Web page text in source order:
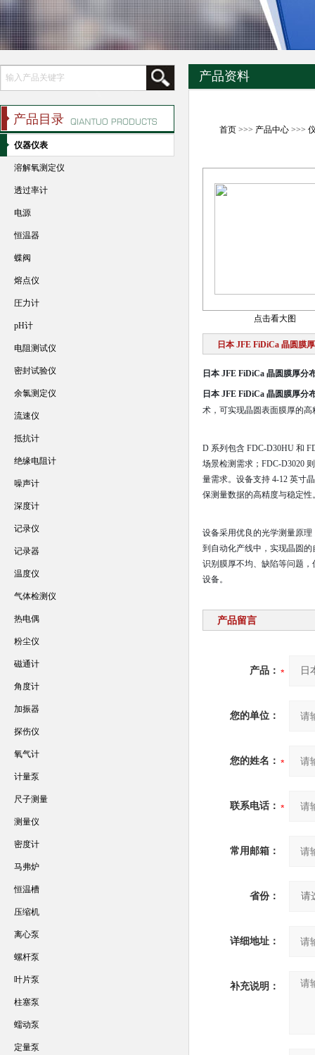
产品资料
首页>>> 产品中心>>>
点击看大图
日本 JFE FiDiCa 晶圆膜
日本 JFE FiDiCa 晶圆膜厚分
日本 JFE FiDiCa 晶圆膜厚分
术，可实现晶圆表面膜厚的
D 系列包含 FDC-D30HU 和
场景检测需求；FDC-D3020
量需求。设备支持 4-12 英寸
保测量数据的高精度与稳定性
设备采用优良的光学测量原
到自动化产线中，实现晶圆
识别膜厚不均、缺陷等问题
设备。
产品留言
产品：
您的单位：
您的姓名：
联系电话：
常用邮箱：
省份：
详细地址：
补充说明：
产品目录
仪器仪表
溶解氧测定仪
透过率计
电源
恒温器
蝶阀
熔点仪
圧力计
pH计
电阻测试仪
密封试验仪
余氯测定仪
流速仪
抵抗计
绝缘电阻计
噪声计
深度计
记录仪
记录器
温度仪
气体检测仪
热电偶
粉尘仪
磁通计
角度计
加振器
探伤仪
氧气计
计量泵
尺子测量
测量仪
密度计
马弗炉
恒温槽
压缩机
离心泵
螺杆泵
叶片泵
柱塞泵
蠕动泵
定量泵